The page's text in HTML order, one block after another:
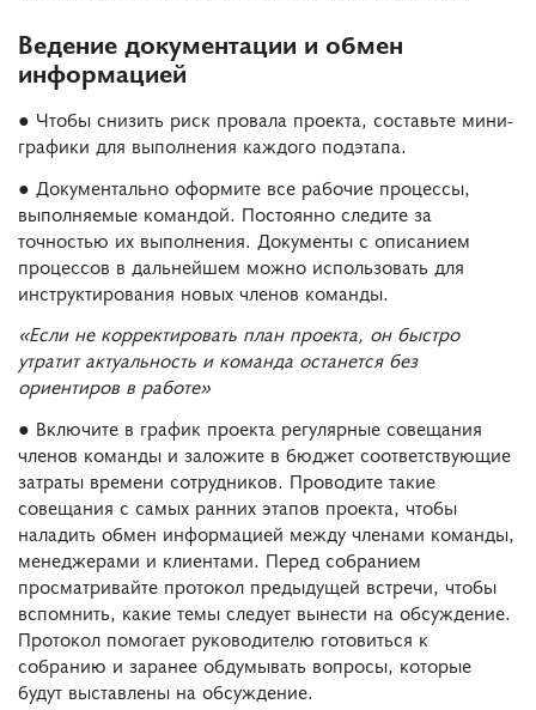
Ведение документации и обмен
информацией
● Чтобы снизить риск провала проекта, составьте мини-
графики для выполнения каждого подэтапа.
● Документально оформите все рабочие процессы,
выполняемые командой. Постоянно следите за
точностью их выполнения. Документы с описанием
процессов в дальнейшем можно использовать для
инструктирования новых членов команды.
«Если не корректировать план проекта, он быстро
утратит актуальность и команда останется без
ориентиров в работе»
● Включите в график проекта регулярные совещания
членов команды и заложите в бюджет соответствующие
затраты времени сотрудников. Проводите такие
совещания с самых ранних этапов проекта, чтобы
наладить обмен информацией между членами команды,
менеджерами и клиентами. Перед собранием
просматривайте протокол предыдущей встречи, чтобы
вспомнить, какие темы следует вынести на обсуждение.
Протокол помогает руководителю готовиться к
собранию и заранее обдумывать вопросы, которые
будут выставлены на обсуждение.